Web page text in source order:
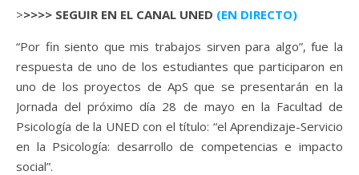
>>>>> SEGUIR EN EL CANAL UNED (EN DIRECTO)
“Por fin siento que mis trabajos sirven para algo”, fue la
respuesta de uno de los estudiantes que participaron en
uno de los proyectos de ApS que se presentarán en la
Jornada del próximo día 28 de mayo en la Facultad de
Psicología de la UNED con el título: “el Aprendizaje-Servicio
en la Psicología: desarrollo de competencias e impacto
social”.